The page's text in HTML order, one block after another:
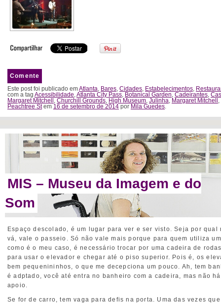
Comente
Este post foi publicado emAtlanta, Bares, Cidades, Estabelecimentos,
com a tag Acessibilidade,Atlanta City Pass, Botanical Garden, Cadeirantes,
Margaret Mitchell , Churchill Grounds, High Museum, Julinha, Margaret Mitchell ,
Peachtree Stem 16 de setembro de 2014 por Mila Guedes.
MIS – Museu da Imagem e do
Som
Espaço descolado, é um lugar para ver e ser visto. Seja por qual
vá, vale o passeio. Só não vale mais porque para quem utiliza
como é o meu caso, é necessário trocar por uma cadeira de
para usar o elevador e chegar até o piso superior. Pois é, os
bem pequenininhos, o que me decepciona um pouco. Ah, tem
é adptado, você até entra no banheiro com a cadeira, mas não
apoio.
Se for de carro, tem vaga para defis na porta. Uma das vezes